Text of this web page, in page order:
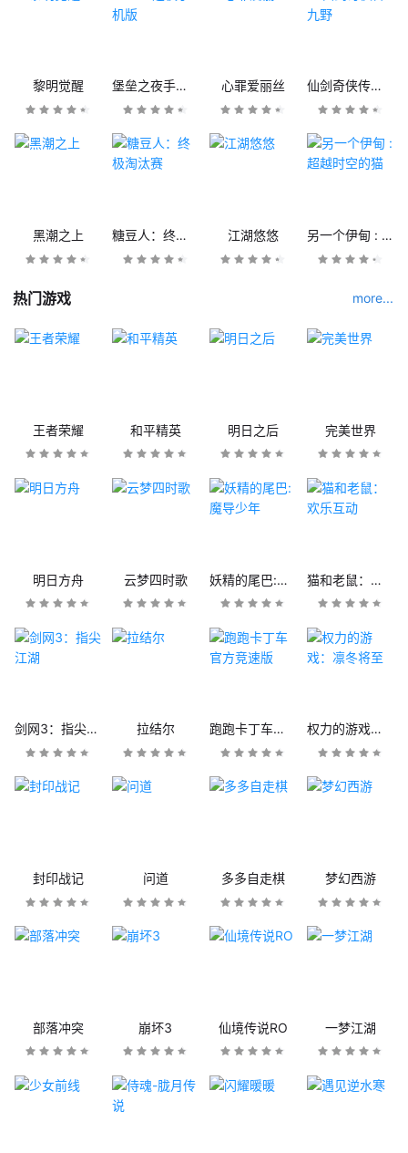
黎明觉醒 堡垒之夜手机版 心罪爱丽丝 仙剑奇侠传九野
黑潮之上 糖豆人：终极淘汰赛 江湖悠悠 另一个伊甸 : 超越时空的猫
热门游戏 more...
王者荣耀 和平精英 明日之后 完美世界
明日方舟 云梦四时歌 妖精的尾巴:魔导少年 猫和老鼠：欢乐互动
剑网3：指尖江湖 拉结尔 跑跑卡丁车官方竞速版 权力的游戏：凛冬将至
封印战记 问道 多多自走棋 梦幻西游
部落冲突 崩坏3 仙境传说RO 一梦江湖